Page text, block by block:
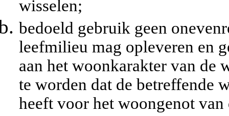
wisselen;
bedoeld gebruik geen
leefmilieu mag opleveren en
aan het woonkarakter van de
te worden dat de betreffende
heeft voor het woongenot van